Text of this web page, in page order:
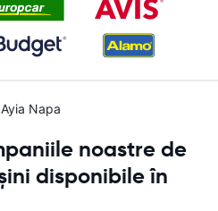
Napa
noastre de
disponibile în